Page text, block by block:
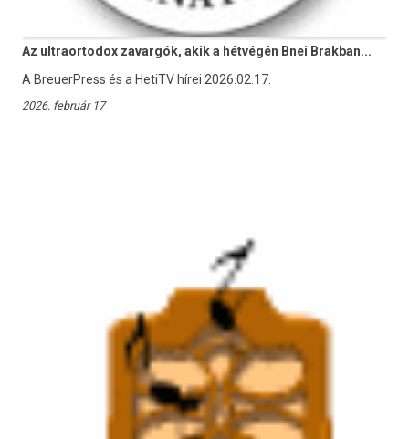
Az ultraortodox zavargók, akik a hétvégén Bnei Brakban...
A BreuerPress és a HetiTV hírei 2026.02.17.
2026. február 17